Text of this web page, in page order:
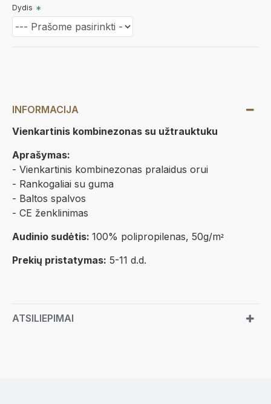
Dydis
INFORMACIJA
Vienkartinis kombinezonas su užtrauktuku
Aprašymas:
- Vienkartinis kombinezonas pralaidus orui
- Rankogaliai su guma
- Baltos spalvos
- CE ženklinimas
Audinio sudėtis: 100% polipropilenas, 50g/m²
Prekių pristatymas: 5-11 d.d.
ATSILIEPIMAI